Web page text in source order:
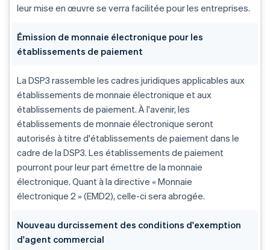
leur mise en œuvre se verra facilitée pour les entreprises.
Émission de monnaie électronique pour les
établissements de paiement
La DSP3 rassemble les cadres juridiques applicables aux
établissements de monnaie électronique et aux
établissements de paiement. À l'avenir, les
établissements de monnaie électronique seront
autorisés à titre d'établissements de paiement dans le
cadre de la DSP3. Les établissements de paiement
pourront pour leur part émettre de la monnaie
électronique. Quant à la directive « Monnaie
électronique 2 » (EMD2), celle-ci sera abrogée.
Nouveau durcissement des conditions d'exemption
d'agent commercial